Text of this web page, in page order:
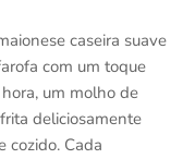
caseira suave
com um toque
um molho de
deliciosamente
cozido. Cada